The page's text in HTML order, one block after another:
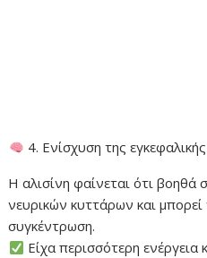
4. Ενίσχυση της
Η αλισίνη φαίνεται ότι
νευρικών κυττάρων και μπορεί
συγκέντρωση.
Είχα περισσότερη ενέργεια